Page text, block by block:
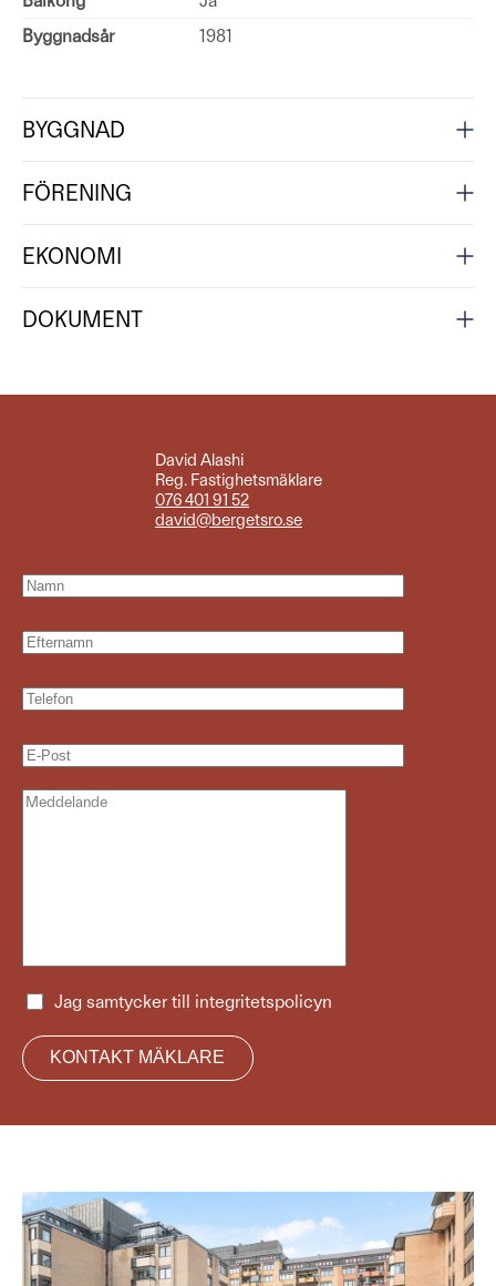
Byggnadsår
1981
BYGGNAD
FÖRENING
EKONOMI
DOKUMENT
David Alashi
Reg. Fastighetsmäklare
076 401 91 52
david@bergetsro.se
Jag samtycker till integritetspolicyn